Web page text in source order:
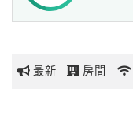
最新 房間